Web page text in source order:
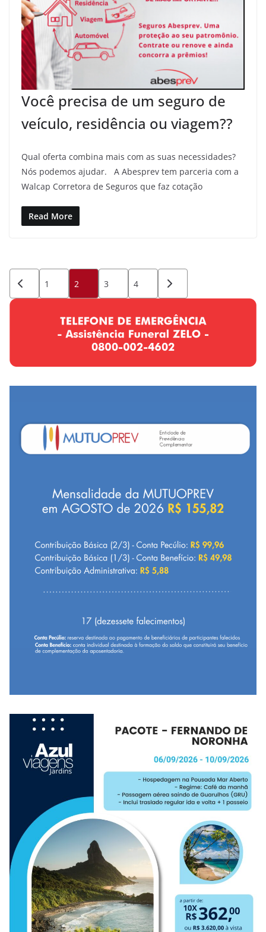
Você precisa de um seguro de
veículo, residência ou viagem??
Qual oferta combina mais com as suas necessidades?
Nós podemos ajudar. A Abesprev tem parceria com a
Walcap Corretora de Seguros que faz cotação
Read More
Paginação
1 2 3 4